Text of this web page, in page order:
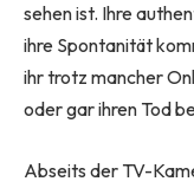
sehen ist. Ihre
ihre Spontanität
ihr trotz mancher
oder gar ihren Tod
Abseits der TV-